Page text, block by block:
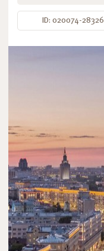
ID: 020074-28326